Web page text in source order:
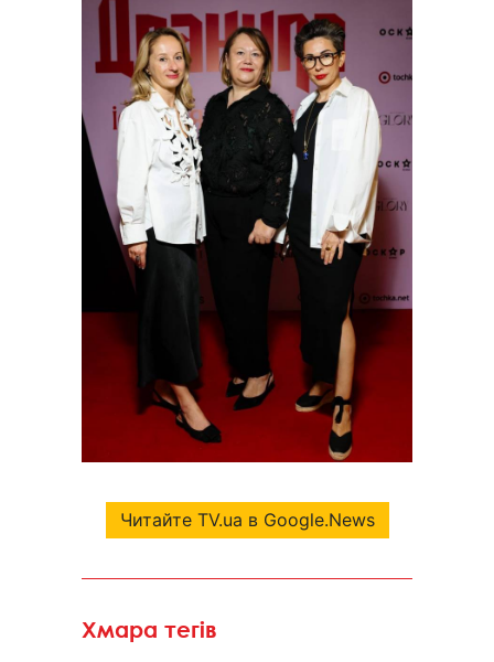
Читайте TV.ua в Google.News
Хмара тегів